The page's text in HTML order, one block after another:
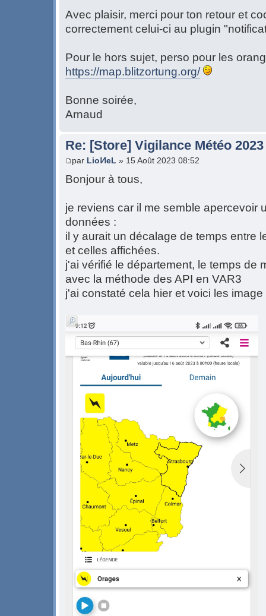
Avec plaisir, merci pour ton retour et
correctement celui-ci au plugin
Pour le hors sujet, perso pour les
https://map.blitzortung.org/
Bonne soirée,
Arnaud
Re: [Store] Vigilance Météo 2023
par LioͶeL » 15 Août 2023 08:52
Bonjour à tous,
je reviens car il me semble apercevoir
données :
il y aurait un décalage de temps entre
et celles affichées.
j'ai vérifié le département, le temps de
avec la méthode des API en VAR3
j'ai constaté cela hier et voici les image